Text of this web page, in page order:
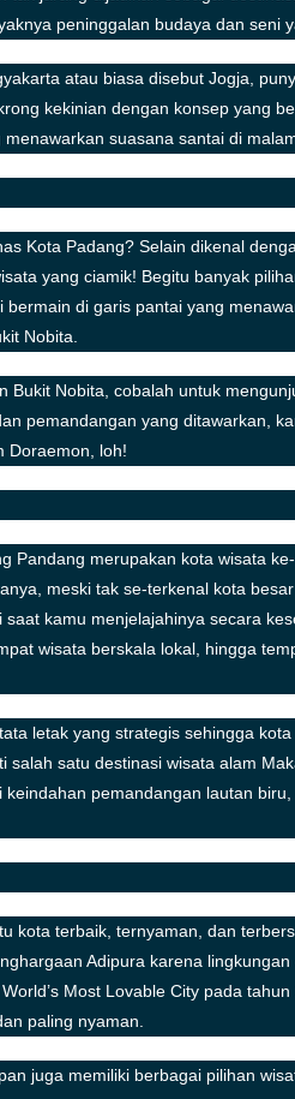
peninggalan budaya dan seni
atau biasa disebut Jogja,
kekinian dengan konsep yang
menawarkan suasana santai di
Kota Padang? Selain dikenal
yang ciamik! Begitu banyak
di garis pantai yang
Nobita.
Bukit Nobita, cobalah untuk
pemandangan yang ditawarkan,
Doraemon, loh!
Pandang merupakan kota wisata
meski tak se-terkenal kota
kamu menjelajahinya secara
wisata berskala lokal, hingga
letak yang strategis sehingga
satu destinasi wisata alam
pemandangan lautan
kota terbaik, ternyaman, dan
Adipura karena
Most Lovable City pada
paling nyaman.
juga memiliki berbagai pilihan